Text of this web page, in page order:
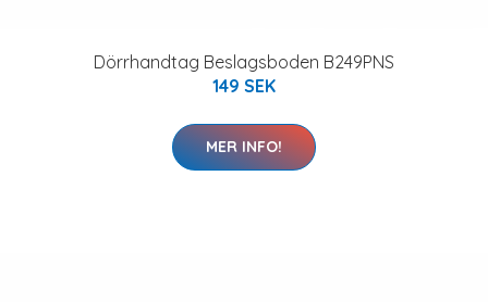
Dörrhandtag Beslagsboden B249PNS
149 SEK
MER INFO!